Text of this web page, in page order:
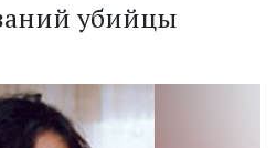
убийцы